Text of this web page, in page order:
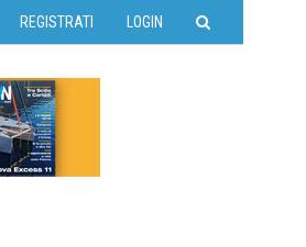
REGISTRATI LOGIN